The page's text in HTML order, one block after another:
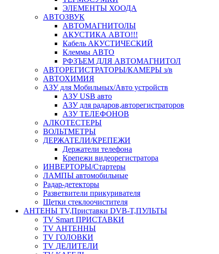
ЭЛЕМЕНТЫ ХООДА
АВТОЗВУК
АВТОМАГНИТОЛЫ
АКУСТИКА АВТО!!!
Кабель АКУСТИЧЕСКИЙ
Клеммы АВТО
РФЗЪЕМ ДЛЯ АВТОМАГНИТОЛ
АВТОРЕГИСТРАТОРЫ/КАМЕРЫ з/в
АВТОХИМИЯ
АЗУ для Мобильных/Авто устройств
АЗУ USB авто
АЗУ для радаров,авторегистраторов
АЗУ ТЕЛЕФОНОВ
АЛКОТЕСТЕРЫ
ВОЛЬТМЕТРЫ
ДЕРЖАТЕЛИ/КРЕПЕЖИ
Держатели телефона
Крепежи видеорегистратора
ИНВЕРТОРЫ/Стартеры
ЛАМПЫ автомобильные
Радар-детекторы
Разветвители прикуривателя
Щетки стеклоочистителя
АНТЕНЫ ТV,Приставки DVB-T,ПУЛЬТЫ
TV Smart ПРИСТАВКИ
TV АНТЕННЫ
TV ГОЛОВКИ
TV ДЕЛИТЕЛИ